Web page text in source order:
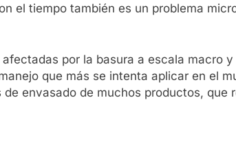
el tiempo también es un problema
por la basura a escala macro
que más se intenta aplicar en el
envasado de muchos productos, que